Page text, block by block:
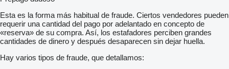
Esta es la forma más habitual de fraude. Ciertos vendedores pueden
requerir una cantidad del pago por adelantado en concepto de
«reserva» de su compra. Así, los estafadores perciben grandes
cantidades de dinero y después desaparecen sin dejar huella.
Hay varios tipos de fraude, que detallamos: